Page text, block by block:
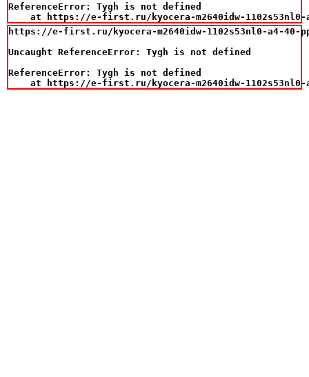
ReferenceError: Tygh is not defined
at https://e-first.ru/kyocera-m2640idw-
https://e-first.ru/kyocera-m2640idw-1102s53nl0-a4-40-
Uncaught ReferenceError: Tygh is not defined
ReferenceError: Tygh is not defined
at https://e-first.ru/kyocera-m2640idw-